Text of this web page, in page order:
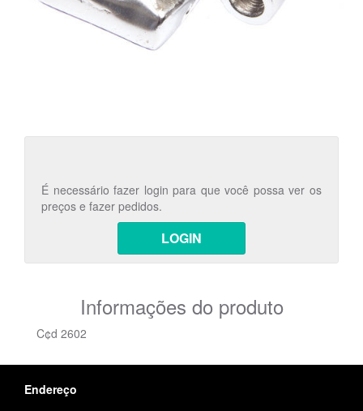
É necessário fazer login para que você possa ver os
preços e fazer pedidos.
LOGIN
Informações do produto
C¢d 2602
Endereço